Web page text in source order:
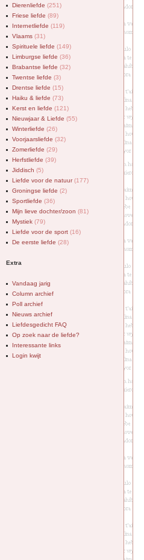
Dierenliefde (251)
Friese liefde (89)
Internetliefde (119)
Vlaams (31)
Spirituele liefde (149)
Limburgse liefde (36)
Brabantse liefde (32)
Twentse liefde (3)
Drentse liefde (15)
Haiku & liefde (73)
Kerst en liefde (121)
Nieuwjaar & Liefde (55)
Winterliefde (26)
Voorjaarsliefde (32)
Zomerliefde (29)
Herfstliefde (39)
Jiddisch (5)
Liefde voor de natuur(177)
Groningse liefde (2)
Sportliefde (36)
Mijn lieve dochter/zoon (81)
Mystiek (79)
Liefde voor de sport (16)
De eerste liefde (28)
Extra
Vandaag jarig
Column archief
Poll archief
Nieuws archief
Liefdesgedicht FAQ
Op zoek naar de liefde?
Interessante links
Login kwijt